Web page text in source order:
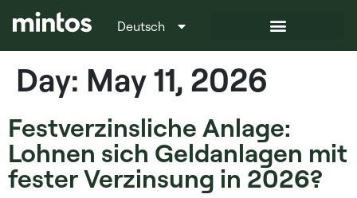
Deutsch
Italiano
Day: May 11, 2026
Festverzinsliche Anlage:
Lohnen sich Geldanlagen mit
fester Verzinsung in 2026?